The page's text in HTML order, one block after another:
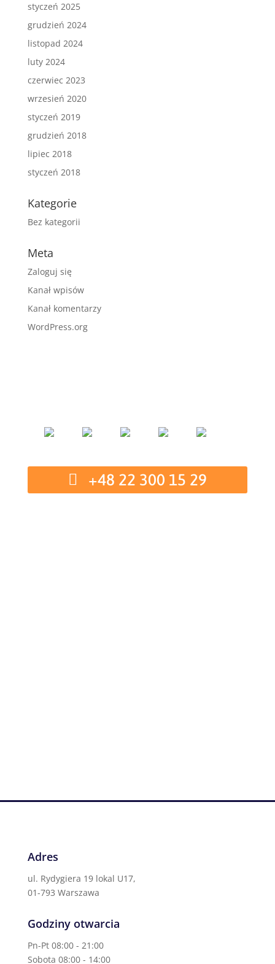
styczeń 2025
grudzień 2024
listopad 2024
luty 2024
czerwiec 2023
wrzesień 2020
styczeń 2019
grudzień 2018
lipiec 2018
styczeń 2018
Kategorie
Bez kategorii
Meta
Zaloguj się
Kanał wpisów
Kanał komentarzy
WordPress.org
+48 22 300 15 29
Adres
ul. Rydygiera 19 lokal U17,
01-793 Warszawa
Godziny otwarcia
Pn-Pt 08:00 - 21:00
Sobota 08:00 - 14:00